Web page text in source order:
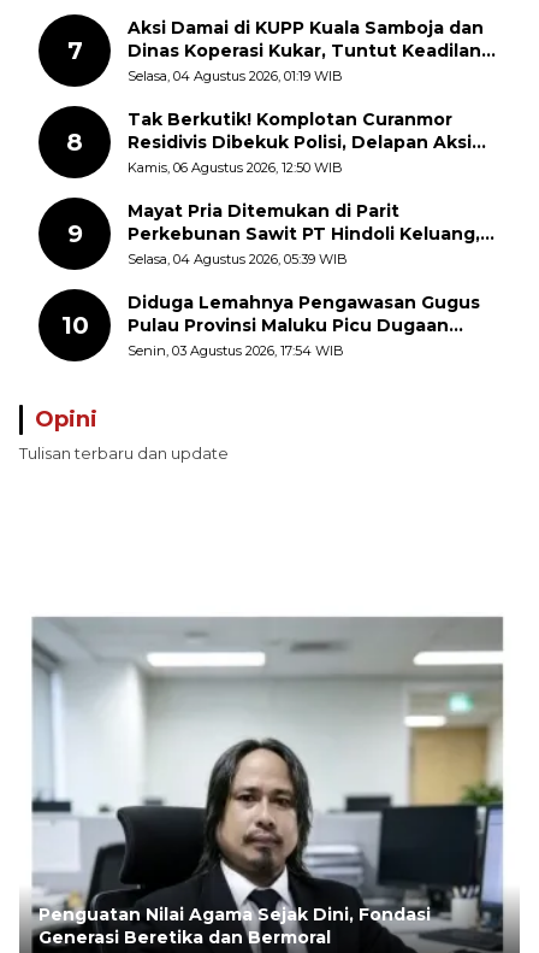
7
Aksi Damai di KUPP Kuala Samboja dan
Dinas Koperasi Kukar, Tuntut Keadilan
dan Kesempatan Kerja yang Adil
Selasa, 04 Agustus 2026, 01:19 WIB
8
Tak Berkutik! Komplotan Curanmor
Residivis Dibekuk Polisi, Delapan Aksi
Curanmor Di Candipuro Terungkap
Kamis, 06 Agustus 2026, 12:50 WIB
9
Mayat Pria Ditemukan di Parit
Perkebunan Sawit PT Hindoli Keluang,
Polisi Selidiki Penyebab Kematian
Selasa, 04 Agustus 2026, 05:39 WIB
10
Diduga Lemahnya Pengawasan Gugus
Pulau Provinsi Maluku Picu Dugaan
Pungli terhadap Nelayan Bale-Bale di
Senin, 03 Agustus 2026, 17:54 WIB
Opini
Tulisan terbaru dan update
Penguatan Nilai Agama Sejak Dini, Fondasi
Generasi Beretika dan Bermoral